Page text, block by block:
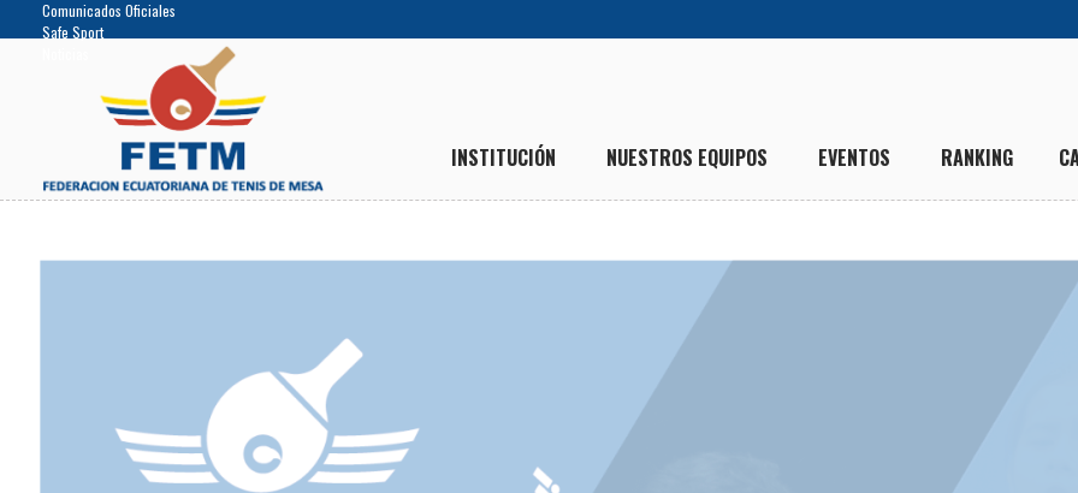
Comunicados Oficiales
Safe Sport
INSTITUCIÓN NUESTROS EQUIPOS EVENTOS RANKING